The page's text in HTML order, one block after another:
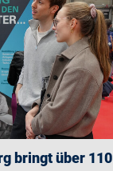
bringt über 110